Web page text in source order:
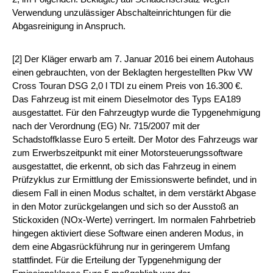
Verwendung unzulässiger Abschalteinrichtungen für die
Abgasreinigung in Anspruch.
[2] Der Kläger erwarb am 7. Januar 2016 bei einem Autohaus
einen gebrauchten, von der Beklagten hergestellten Pkw VW
Cross Touran DSG 2,0 l TDI zu einem Preis von 16.300 €.
Das Fahrzeug ist mit einem Dieselmotor des Typs EA189
ausgestattet. Für den Fahrzeugtyp wurde die Typgenehmigung
nach der Verordnung (EG) Nr. 715/2007 mit der
Schadstoffklasse Euro 5 erteilt. Der Motor des Fahrzeugs war
zum Erwerbszeitpunkt mit einer Motorsteuerungssoftware
ausgestattet, die erkennt, ob sich das Fahrzeug in einem
Prüfzyklus zur Ermittlung der Emissionswerte befindet, und in
diesem Fall in einen Modus schaltet, in dem verstärkt Abgase
in den Motor zurückgelangen und sich so der Ausstoß an
Stickoxiden (NOx-Werte) verringert. Im normalen Fahrbetrieb
hingegen aktiviert diese Software einen anderen Modus, in
dem eine Abgasrückführung nur in geringerem Umfang
stattfindet. Für die Erteilung der Typgenehmigung der